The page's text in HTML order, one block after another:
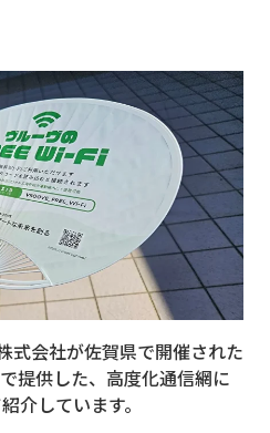
式会社が佐賀県で開催された
提供した、高度化通信網に
介しています。